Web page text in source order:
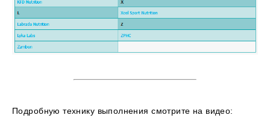
Подробную технику выполнения смотрите на видео: